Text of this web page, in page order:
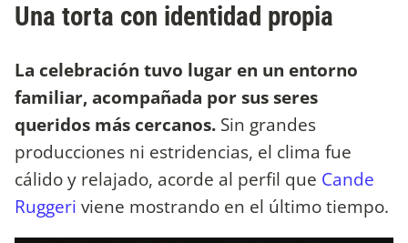
Una torta con identidad propia
La celebración tuvo lugar en un entorno
familiar, acompañada por sus seres
queridos más cercanos. Sin grandes
producciones ni estridencias, el clima fue
cálido y relajado, acorde al perfil que Cande
Ruggeri viene mostrando en el último tiempo.